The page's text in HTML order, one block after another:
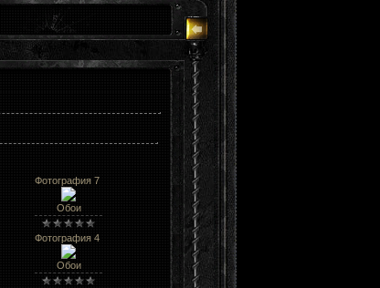
Фотография 7
Обои
Фотография 4
Обои